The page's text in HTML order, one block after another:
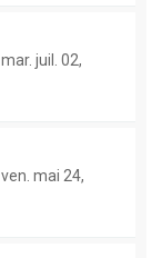
mar. juil. 02,
ven. mai 24,